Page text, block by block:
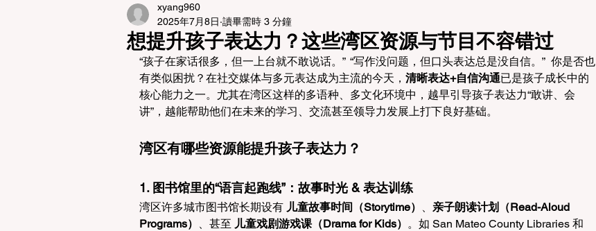
想提升孩子表达力？这些湾区资源与节目不容错过
xyang960
2025年7月8日 讀畢需時 3 分鐘
“孩子在家话很多，但一上台就不敢说话。”  “写作没问题，但口头表达总是没自信。”  你是否也
有类似困扰？在社交媒体与多元表达成为主流的今天， 清晰表达+自信沟通已是孩子成长中的
核心能力之一。尤其在湾区这样的多语种、多文化环境中，越早引导孩子表达力“敢讲、会
讲”，越能帮助他们在未来的学习、交流甚至领导力发展上打下良好基础。
湾区有哪些资源能提升孩子表达力？
1. 图书馆里的“语言起跑线”：故事时光 & 表达训练
湾区许多城市图书馆长期设有 儿童故事时间（Storytime）
亲子朗读计划（Read-Aloud
Programs）
、甚至 儿童戏剧游戏课（Drama for Kids） 。如 San Mateo County Libraries 和